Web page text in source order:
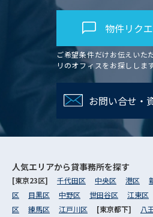
物件リク
ご希望条件だけお伝えいた
リのオフィスをお探ししま
お問い合せ・
人気エリアから貸事務所を探す
[東京23区] 千代田区 中央区 港区
区
目黒区 中野区 世田谷区 江東区
区
練馬区 江戸川区 [東京都下] 八